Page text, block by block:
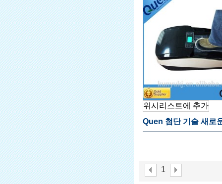
위시리스트에 추가
Quen 첨단 기술 새로
1